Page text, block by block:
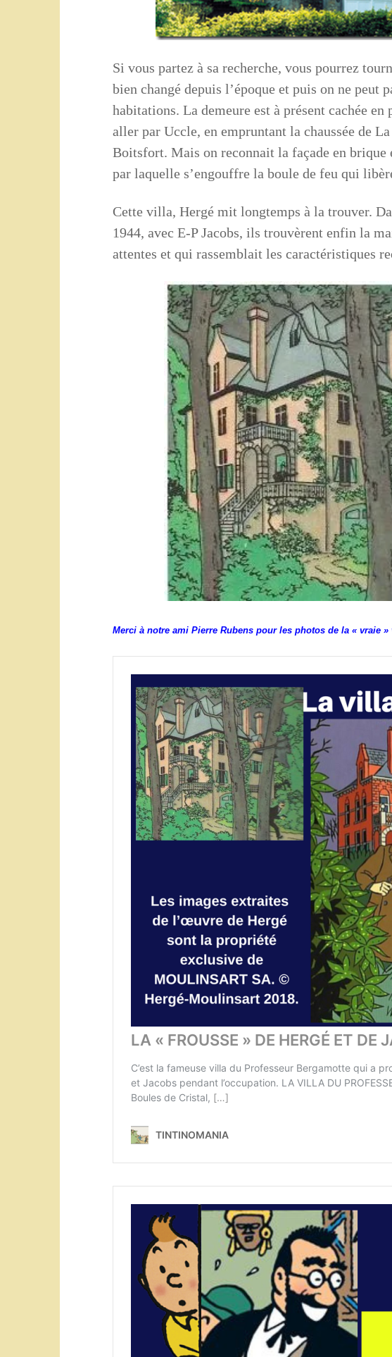
Si vous partez à sa recherche, vous pourrez
bien changé depuis l’époque et puis on ne peut
habitations. La demeure est à présent cachée
aller par Uccle, en empruntant la chaussée de
Boitsfort. Mais on reconnait la façade en brique
par laquelle s’engouffre la boule de feu qui
Cette villa, Hergé mit longtemps à la trouver.
1944, avec E-P Jacobs, ils trouvèrent enfin la
attentes et qui rassemblait les caractéristiques
Merci à notre ami Pierre Rubens pour les photos de la « vraie »